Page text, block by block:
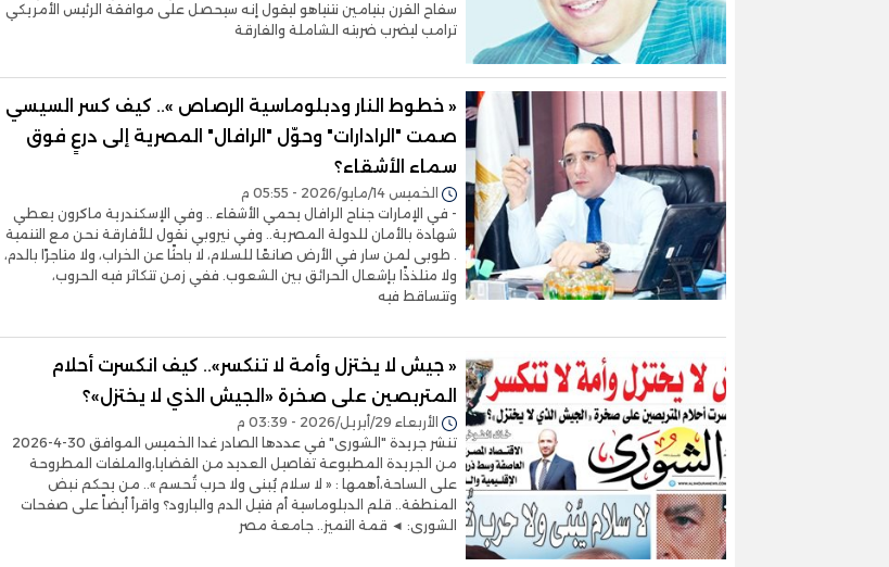
سفاح القرن بنيامين نتنياهو ليقول إنه سيحصل على موافقة الرئيس الأمريكي
ترامب ليضرب ضربته الشاملة والفارقة
« خطوط النار ودبلوماسية الرصاص ».. كيف كسر السيسي
صمت "الرادارات" وحوّل "الرافال" المصرية إلى درعٍ فوق
سماء الأشقاء؟
الخميس 14/مايو/2026 - 05:55 م
- في الإمارات جناح الرافال يحمي الأشقاء .. وفي الإسكندرية ماكرون يعطي
شهادة بالأمان للدولة المصرية.. وفي نيروبي نقول للأفارقة نحن مع التنمية
. طوبى لمن سار في الأرض صانعًا للسلام، لا باحثًا عن الخراب، ولا متاجرًا بالدم،
ولا متلذذًا بإشعال الحرائق بين الشعوب. ففي زمن تتكاثر فيه الحروب،
وتتساقط فيه
« جيش لا يختزل وأمة لا تنكسر».. كيف انكسرت أحلام
المتربصين على صخرة «الجيش الذي لا يختزل»؟
الأربعاء 29/أبريل/2026 - 03:39 م
تنشر جريدة "الشورى" في عددها الصادر غدا الخميس الموافق 30-4-2026
من الجريدة المطبوعة تفاصيل العديد من القضايا،والملفات المطروحة
على الساحة،أهمها : « لا سلام يُبنى ولا حرب تُحسم ».. من يحكم نبض
المنطقة.. قلم الدبلوماسية أم فتيل الدم والبارود؟ واقرأ أيضاً على صفحات
الشورى: ◄ قمة التميز.. جامعة مصر